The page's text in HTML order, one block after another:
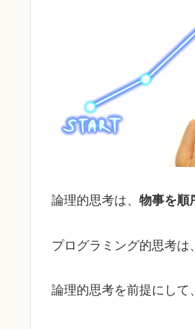
論理的思考は、 物事を順
プログラミング的思考は
論理的思考を前提にして